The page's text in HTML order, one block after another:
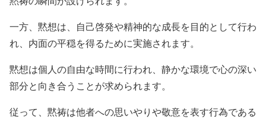
一方、黙想は、自己啓発や精神的な成長を目的として行わ
れ、内面の平穏を得るために実施されます。
黙想は個人の自由な時間に行われ、静かな環境で心の深い
部分と向き合うことが求められます。
従って、黙祷は他者への思いやりや敬意を表す行為である